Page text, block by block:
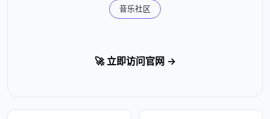
音乐社区
🚀 立即访问官网 →